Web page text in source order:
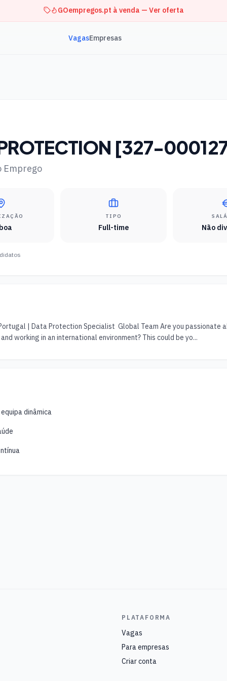
GOempregos.pt à venda — Ver oferta
VagasEmpresas
[327-
Emprego
TIPO
Full-time Não
| Data Protection Specialist  Global Team Are you passionate
working in an international environment? This could be yo...
dinâmica
PLATAFORMA
Vagas
Para empresas
Criar conta